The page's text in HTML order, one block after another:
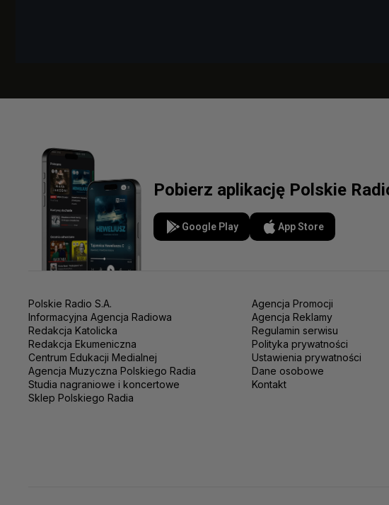
Pobierz aplikację Polskie
Google Play App Store
Polskie Radio S.A.
Informacyjna Agencja Radiowa
Redakcja Katolicka
Redakcja Ekumeniczna
Centrum Edukacji Medialnej
Agencja Muzyczna Polskiego Radia
Studia nagraniowe i koncertowe
Sklep Polskiego Radia
Agencja Promocji
Agencja Reklamy
Regulamin serwisu
Polityka prywatności
Ustawienia prywatności
Dane osobowe
Kontakt